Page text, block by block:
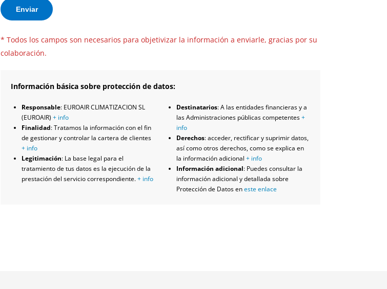
* Todos los campos son necesarios para objetivizar la información a enviarle, gracias por su
colaboración.
Información básica sobre protección de datos:
Responsable: EUROAIR CLIMATIZACION SL
(EUROAIR)+ info
Finalidad: Tratamos la información con el fin
de gestionar y controlar la cartera de clientes
+ info
Legitimación: La base legal para el
tratamiento de tus datos es la ejecución de la
prestación del servicio correspondiente.+ info
Destinatarios: A las entidades financieras y a
las Administraciones públicas competentes+
info
Derechos: acceder, rectificar y suprimir datos,
así como otros derechos, como se explica en
la información adicional + info
Información adicional: Puedes consultar la
información adicional y detallada sobre
Protección de Datos eneste enlace